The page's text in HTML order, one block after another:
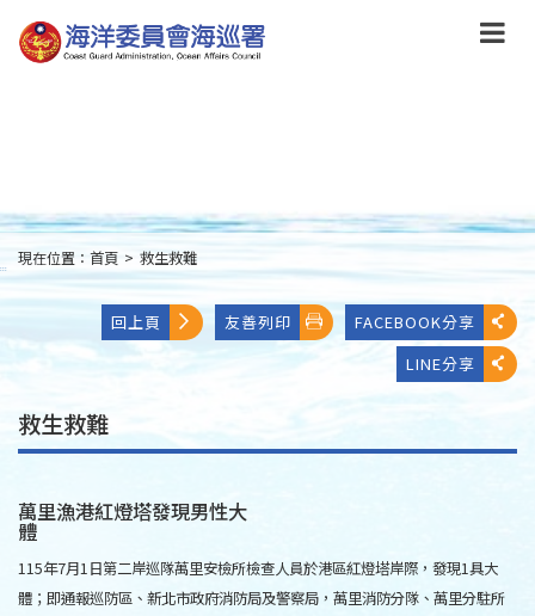
到
主
:::
現在位置： 首頁 > 救生救難
回上頁 友善列印
FACEBOOK分享
LINE分享
救生救難
萬里漁港紅燈塔發現男性大
體
115年7月1日第二岸巡隊萬里安檢所檢查人員於港區紅燈塔岸際，發現1具大
體；即通報巡防區、新北市政府消防局及警察局，萬里消防分隊、萬里分駐所